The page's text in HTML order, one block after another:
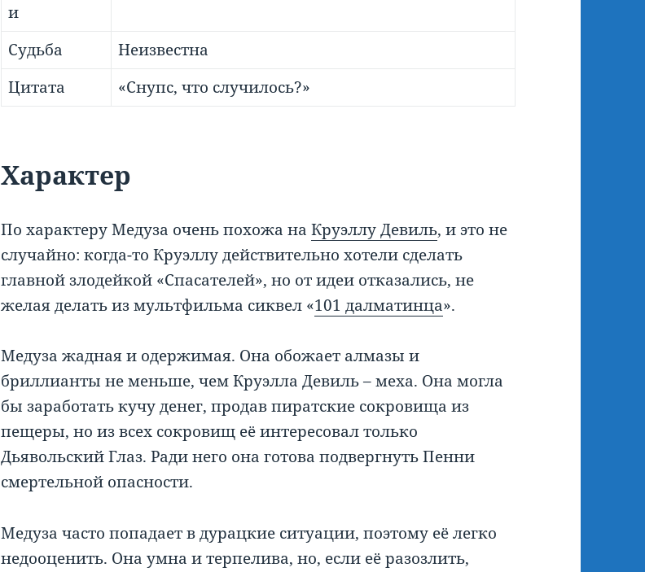
и
Судьба
Неизвестна
Цитата
«Снупс, что случилось?»
Характер
По характеру Медуза очень похожа наКруэллу Девиль, и это не
случайно: когда-то Круэллу действительно хотели сделать
главной злодейкой «Спасателей», но от идеи отказались, не
желая делать из мультфильма сиквел «101 далматинца».
Медуза жадная и одержимая. Она обожает алмазы и
бриллианты не меньше, чем Круэлла Девиль – меха. Она могла
бы заработать кучу денег, продав пиратские сокровища из
пещеры, но из всех сокровищ её интересовал только
Дьявольский Глаз. Ради него она готова подвергнуть Пенни
смертельной опасности.
Медуза часто попадает в дурацкие ситуации, поэтому её легко
недооценить. Она умна и терпелива, но, если её разозлить,